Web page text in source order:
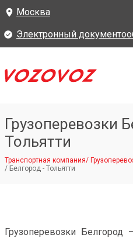
Москва
Электронный
Грузоперевозки
Тольятти
Транспортная компания/
/ Белгород - Тольятти
Грузоперевозки Белгород